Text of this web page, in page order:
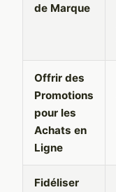
de Marque
Offrir des
Promotions
pour les
Achats en
Ligne
Fidéliser